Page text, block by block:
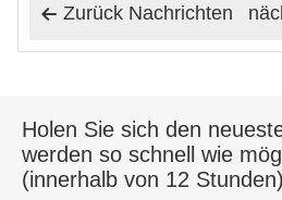
 Zurück Nachrichten
Holen Sie sich den
werden so schnell wie
(innerhalb von 12 Stunden)